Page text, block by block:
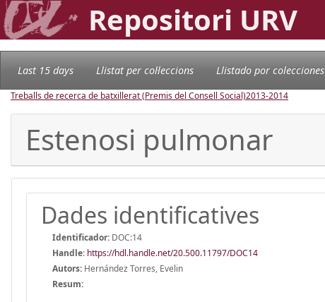
Repositori URV
Last 15 days Llistat per col·leccions Llistado por colecciones
Treballs de recerca de batxillerat (Premis del Consell Social)2013-2014
Estenosi pulmonar
Dades identificatives
Identificador: DOC:14
Handle: https://hdl.handle.net/20.500.11797/DOC14
Autors: Hernández Torres, Evelin
Resum: